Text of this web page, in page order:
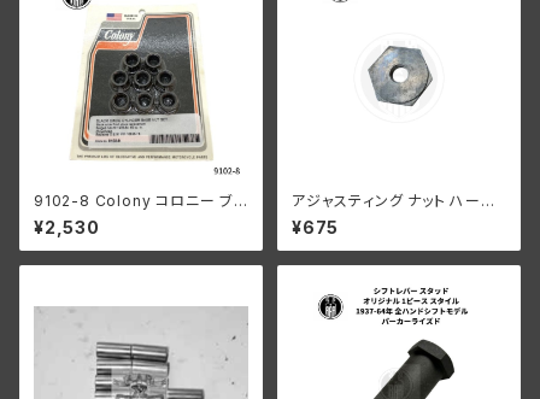
9102-8 Colony コロニー ブラ
ック オキサイド シリンダーベー
ス ナット セット ハーレーダビッ
ドソン 1978-1984年 80キュー
¥2,530
アジャスティング ナット ハーレ
ーダビッドソン 全スプリンガー
モデル 白メッキ
¥675